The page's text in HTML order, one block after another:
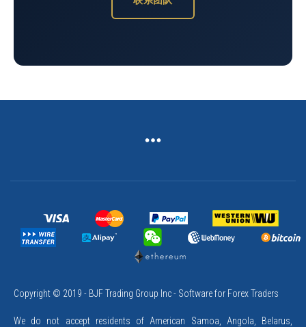
Copyright © 2019 - BJF Trading Group Inc - Software for Forex Traders
We do not accept residents of American Samoa, Angola, Belarus,